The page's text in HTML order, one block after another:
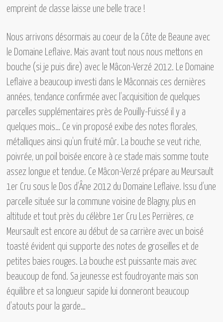
empreint de classe laisse une belle trace !
Nous arrivons désormais au coeur de la Côte de Beaune avec
le Domaine Leflaive. Mais avant tout nous nous mettons en
bouche (si je puis dire) avec le Mâcon-Verzé 2012. Le Domaine
Leflaive a beaucoup investi dans le Mâconnais ces dernières
années, tendance confirmée avec l’acquisition de quelques
parcelles supplémentaires près de Pouilly-Fuissé il y a
quelques mois… Ce vin proposé exibe des notes florales,
métalliques ainsi qu’un fruité mûr. La bouche se veut riche,
poivrée, un poil boisée encore à ce stade mais somme toute
assez longue et tendue. Ce Mâcon-Verzé prépare au Meursault
1er Cru sous le Dos d’Âne 2012 du Domaine Leflaive. Issu d’une
parcelle située sur la commune voisine de Blagny, plus en
altitude et tout près du célèbre 1er Cru Les Perrières, ce
Meursault est encore au début de sa carrière avec un boisé
toasté évident qui supporte des notes de groseilles et de
petites baies rouges. La bouche est puissante mais avec
beaucoup de fond. Sa jeunesse est foudroyante mais son
équilibre et sa longueur sapide lui donneront beaucoup
d’atouts pour la garde…